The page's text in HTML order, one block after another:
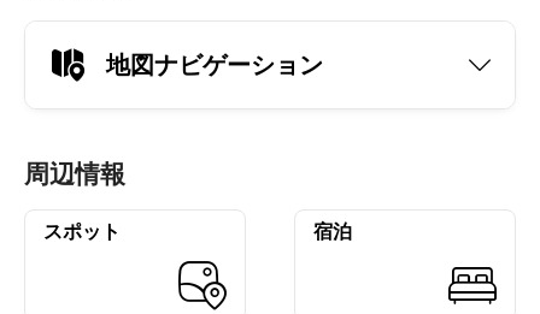
地図ナビゲーション
周辺情報
スポット 宿泊